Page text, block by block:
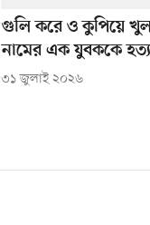
গুলি করে ও কুপিয়ে
নামের এক যুবককে
৩১ জুলাই ২০২৬